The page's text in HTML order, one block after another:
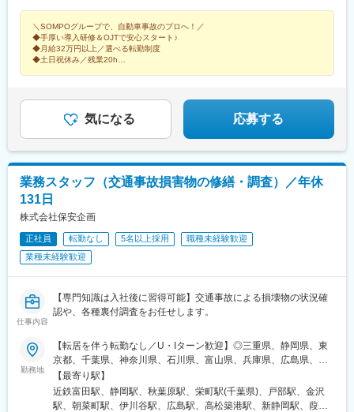
田・青森・山形・宮城・岩手・福島）■関東甲信越ブロック（茨
城・栃木・群馬・山梨・新潟・長野）■首都圏ブロック（東京・神
奈川・千葉・埼玉）■中部・北陸ブロック（愛知・岐阜・三重・静
岡・石川・富山・福井）■近畿ブロック（大阪・京都・滋賀・奈
良・和歌山・兵庫）■中国ブロック（広島・鳥取・島根・山口・岡
（福岡・佐賀・長崎・熊本・大分・宮崎・鹿児島・沖縄）【3】地
域限定原則「主たる勤務地」または「転居転勤のない範囲」※自宅
から公共交通機関で90分以内※受動喫煙対策制度あり
＼SOMPOグループで、自動車事故のプロへ！／
◆手厚い導入研修＆OJTで安心スタート♪
◆月給32万円以上／選べる転勤制度
◆土日祝休み／残業20h
気になる 応募する
業務スタッフ（交通事故損害物の修繕・調査）／年休
131日
株式会社保安企画
正社員 転勤なし 5名以上採用
職種未経験歓迎
業種未経験歓迎
仕事内容
【専門知識は入社後に習得可能】交通事故による損壊物の状況確
認や、各種裏付調査をお任せします。
勤務地
【転居を伴う転勤なし／U・Iターン歓迎】◎三重県、静岡県、東
京都、千葉県、神奈川県、石川県、富山県、兵庫県、広島県、香
川県の各拠点◎希望勤務地で活躍可能です！■四日市営業所：三重
県四日市市茂福149-1■静岡営業所：静岡県静岡市駿河区南町18-
1■東京支店：東京都千代田区外神田1-8-13■千葉営業所：千葉県
【最寄り駅】
近鉄富田駅、静岡駅、秋葉原駅、栄町駅(千葉県)、戸部駅、金沢
駅、朝菜町駅、伊川谷駅、広島駅、高松築港駅、新静岡駅、葭川